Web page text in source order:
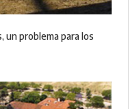
un problema para los